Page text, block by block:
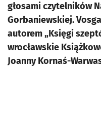
głosami czytelników
Gorbaniewskiej.
autorem „Księgi
wrocławskie
Joanny Kornaś-